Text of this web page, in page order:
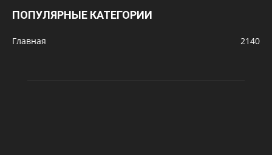
ПОПУЛЯРНЫЕ КАТЕГОРИИ
Главная 2140